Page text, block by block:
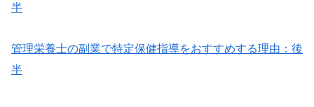
半
管理栄養士の副業で特定保健指導をおすすめする理由：後
半